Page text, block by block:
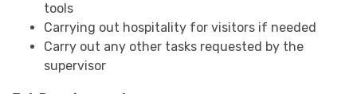
tools
Carrying out hospitality for visitors if needed
Carry out any other tasks requested by the
supervisor